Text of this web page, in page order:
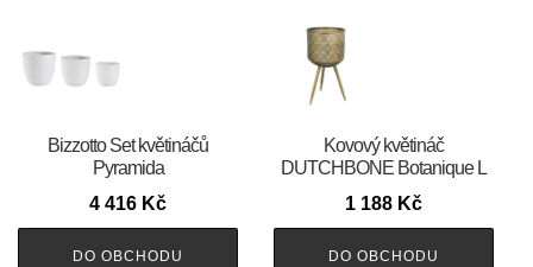
Bizzotto Set květináčů
Pyramida
4 416 Kč
DO OBCHODU
Kovový květináč
DUTCHBONE Botanique L
1 188 Kč
DO OBCHODU